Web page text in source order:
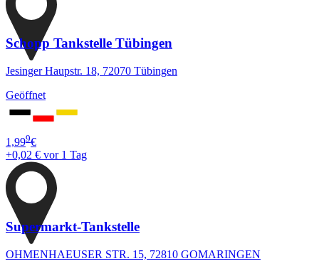
Schopp Tankstelle Tübingen
Jesinger Haupstr. 18, 72070 Tübingen
Geöffnet
1,999€
+0,02 € vor 1 Tag
Supermarkt-Tankstelle
OHMENHAEUSER STR. 15, 72810 GOMARINGEN